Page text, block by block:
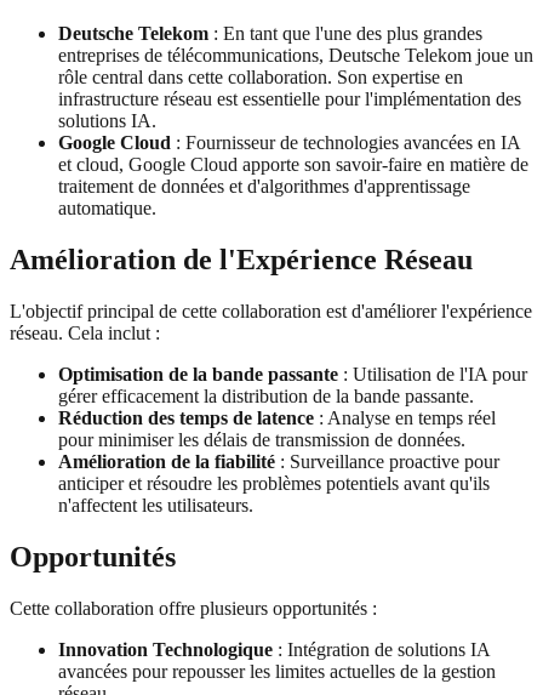
Deutsche Telekom : En tant que l'une des plus grandes
entreprises de télécommunications, Deutsche Telekom joue un
rôle central dans cette collaboration. Son expertise en
infrastructure réseau est essentielle pour l'implémentation des
solutions IA.
Google Cloud : Fournisseur de technologies avancées en IA
et cloud, Google Cloud apporte son savoir-faire en matière de
traitement de données et d'algorithmes d'apprentissage
automatique.
Amélioration de l'Expérience Réseau
L'objectif principal de cette collaboration est d'améliorer l'expérience
réseau. Cela inclut :
Optimisation de la bande passante : Utilisation de l'IA pour
gérer efficacement la distribution de la bande passante.
Réduction des temps de latence : Analyse en temps réel
pour minimiser les délais de transmission de données.
Amélioration de la fiabilité : Surveillance proactive pour
anticiper et résoudre les problèmes potentiels avant qu'ils
n'affectent les utilisateurs.
Opportunités
Cette collaboration offre plusieurs opportunités :
Innovation Technologique : Intégration de solutions IA
avancées pour repousser les limites actuelles de la gestion